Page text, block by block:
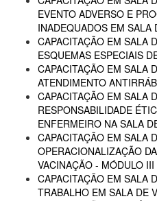
EVENTO ADVERSO E
INADEQUADOS EM SALA
CAPACITAÇÃO EM SALA
ESQUEMAS ESPECIAIS
CAPACITAÇÃO EM SALA
ATENDIMENTO
CAPACITAÇÃO EM SALA
RESPONSABILIDADE
ENFERMEIRO NA SALA
CAPACITAÇÃO EM SALA
OPERACIONALIZAÇÃO
VACINAÇÃO - MÓDULO III
CAPACITAÇÃO EM SALA
TRABALHO EM SALA DE